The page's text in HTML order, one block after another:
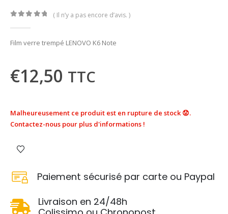
( Il n’y a pas encore d’avis. )
Film verre trempé LENOVO K6 Note
€12,50 TTC
Malheureusement ce produit est en rupture de stock 😟.
Contactez-nous pour plus d'informations !
Paiement sécurisé par carte ou Paypal
Livraison en 24/48h